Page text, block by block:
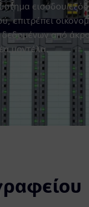
εισόδου/
επιτρέπει
από
μοντέλα.